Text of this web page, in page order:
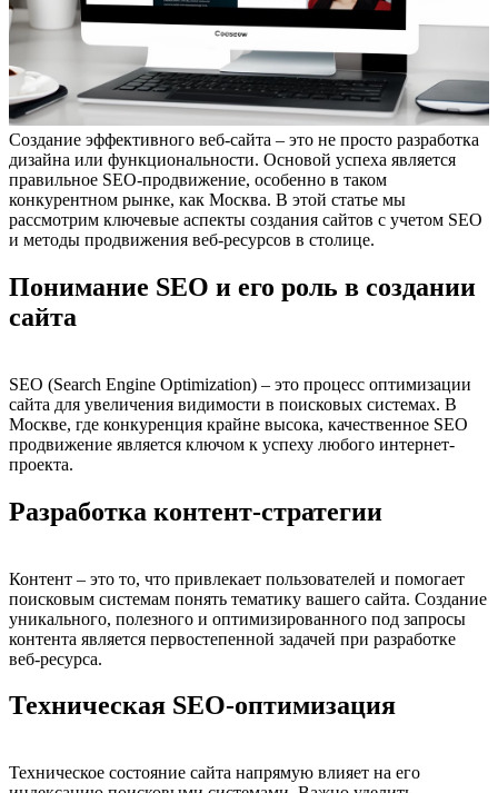
Создание эффективного веб-сайта – это не просто разработка
дизайна или функциональности. Основой успеха является
правильное SEO-продвижение, особенно в таком
конкурентном рынке, как Москва. В этой статье мы
рассмотрим ключевые аспекты создания сайтов с учетом SEO
и методы продвижения веб-ресурсов в столице.
Понимание SEO и его роль в создании
сайта
SEO (Search Engine Optimization) – это процесс оптимизации
сайта для увеличения видимости в поисковых системах. В
Москве, где конкуренция крайне высока, качественное SEO
продвижение является ключом к успеху любого интернет-
проекта.
Разработка контент-стратегии
Контент – это то, что привлекает пользователей и помогает
поисковым системам понять тематику вашего сайта. Создание
уникального, полезного и оптимизированного под запросы
контента является первостепенной задачей при разработке
веб-ресурса.
Техническая SEO-оптимизация
Техническое состояние сайта напрямую влияет на его